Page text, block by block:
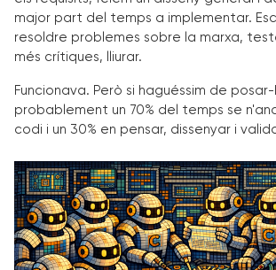
major part del temps a implementar.
resoldre problemes sobre la marxa,
més crítiques, lliurar.
Funcionava. Però si haguéssim de posar-
probablement un 70% del temps se
codi i un 30% en pensar, dissenyar i